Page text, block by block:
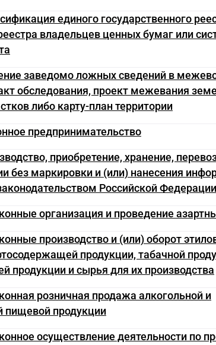
единого государственного
владельцев ценных бумаг или
заведомо ложных сведений в
обследования, проект межевания
либо карту-план территории
предпринимательство
приобретение, хранение,
без маркировки и (или) нанесения
Российской Федерации
организация и проведение
производство и (или) оборот
продукции, табачной
продукции и сырья для их производства
розничная продажа алкогольной и
пищевой продукции
осуществление деятельности по